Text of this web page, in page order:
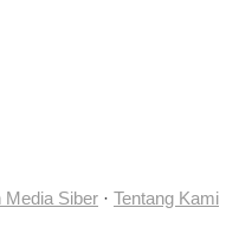
Media Siber · Tentang Kami